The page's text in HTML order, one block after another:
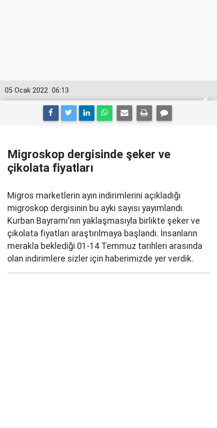
06:13
05 Ocak 2022
Migroskop dergisinde şeker ve
çikolata fiyatları
Migros marketlerin ayın indirimlerini açıkladığı
migroskop dergisinin bu ayki sayısı yayımlandı.
Kurban Bayramı'nın yaklaşmasıyla birlikte şeker ve
çikolata fiyatları araştırılmaya başlandı. İnsanların
merakla beklediği 01-14 Temmuz tarihleri arasında
olan indirimlere sizler için haberimizde yer verdik.